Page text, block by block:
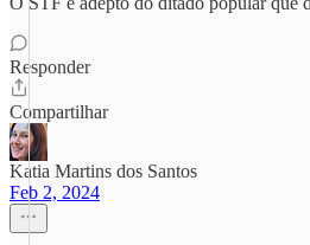
Responder
Compartilhar
Katia Martins dos Santos
Feb 2, 2024